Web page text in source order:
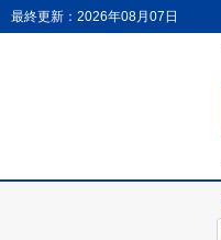
最終更新：2026年08月07日